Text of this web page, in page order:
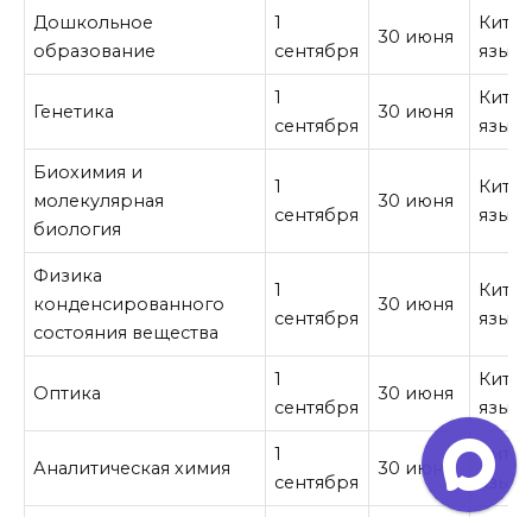
Дошкольное
образование
1
сентября
30 июня
язык
Генетика
1
сентября
30 июня
язык
Биохимия и
молекулярная
биология
1
сентября
30 июня
язык
Физика
конденсированного
состояния вещества
1
сентября
30 июня
язык
Оптика
1
сентября
30 июня
язык
Аналитическая химия
1
сентября
30 июня
язык